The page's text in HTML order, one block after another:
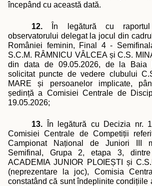
începând cu această dată.
12.
În legătură cu
observatorului delegat la jocul din
României feminin, Final 4 -
S.C.M. RÂMNICU VÂLCEA și C.S.
din data de 09.05.2026, de la Baia
solicitat puncte de vedere clubului
MARE și persoanelor implicate,
ședință a Comisiei Centrale de
19.05.2026;
13.
În legătură cu Decizia nr.
Comisiei Centrale de Competiții
Campionat Național de Juniori III
Semifinal, Grupa 2, etapa 3,
ACADEMIA JUNIOR PLOIEȘTI și
(neprezentare la joc), Comisia
constatând că sunt îndeplinite condițiile